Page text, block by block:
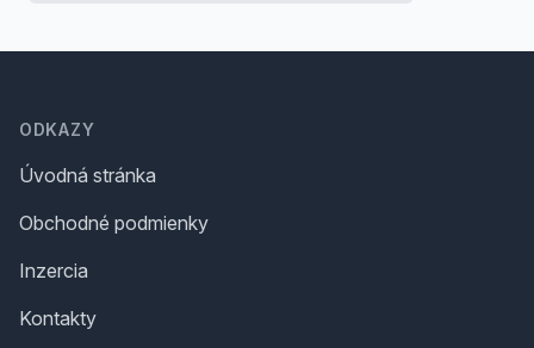
ODKAZY
Úvodná stránka
Obchodné podmienky
Inzercia
Kontakty